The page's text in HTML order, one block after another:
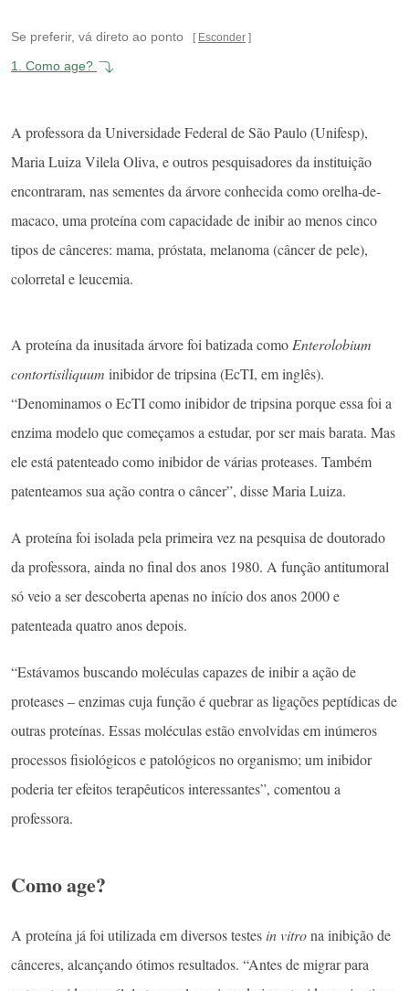
Se preferir, vá direto ao ponto Esconder
1. Como age?
A professora da Universidade Federal de São Paulo (Unifesp),
Maria Luiza Vilela Oliva, e outros pesquisadores da instituição
encontraram, nas sementes da árvore conhecida como orelha-de-
macaco, uma proteína com capacidade de inibir ao menos cinco
tipos de cânceres: mama, próstata, melanoma (câncer de pele),
colorretal e leucemia.
A proteína da inusitada árvore foi batizada como Enterolobium
contortisiliquum inibidor de tripsina (EcTI, em inglês).
“Denominamos o EcTI como inibidor de tripsina porque essa foi a
enzima modelo que começamos a estudar, por ser mais barata. Mas
ele está patenteado como inibidor de várias proteases. Também
patenteamos sua ação contra o câncer”, disse Maria Luiza.
A proteína foi isolada pela primeira vez na pesquisa de doutorado
da professora, ainda no final dos anos 1980. A função antitumoral
só veio a ser descoberta apenas no início dos anos 2000 e
patenteada quatro anos depois.
“Estávamos buscando moléculas capazes de inibir a ação de
proteases – enzimas cuja função é quebrar as ligações peptídicas de
outras proteínas. Essas moléculas estão envolvidas em inúmeros
processos fisiológicos e patológicos no organismo; um inibidor
poderia ter efeitos terapêuticos interessantes”, comentou a
professora.
Como age?
A proteína já foi utilizada em diversos testes in vitrona inibição de
cânceres, alcançando ótimos resultados. “Antes de migrar para